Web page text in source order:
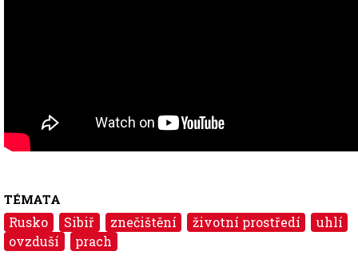
TÉMATA
Rusko Sibiř znečištění životní prostředí
uhlí
ovzduší
prach